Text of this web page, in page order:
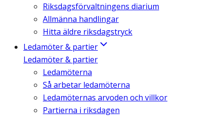
Riksdagsförvaltningens diarium
Allmänna handlingar
Hitta äldre riksdagstryck
Ledamöter & partier
Ledamöter & partier
Ledamöterna
Så arbetar ledamöterna
Ledamöternas arvoden och villkor
Partierna i riksdagen